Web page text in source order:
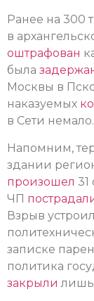
Ранее на 300
в
оштрафован
была
Москвы в
наказуемых
в Сети немало.
Напомним,
здании
произошел 31
ЧП
Взрыв
записке
политика
закрыли лишь